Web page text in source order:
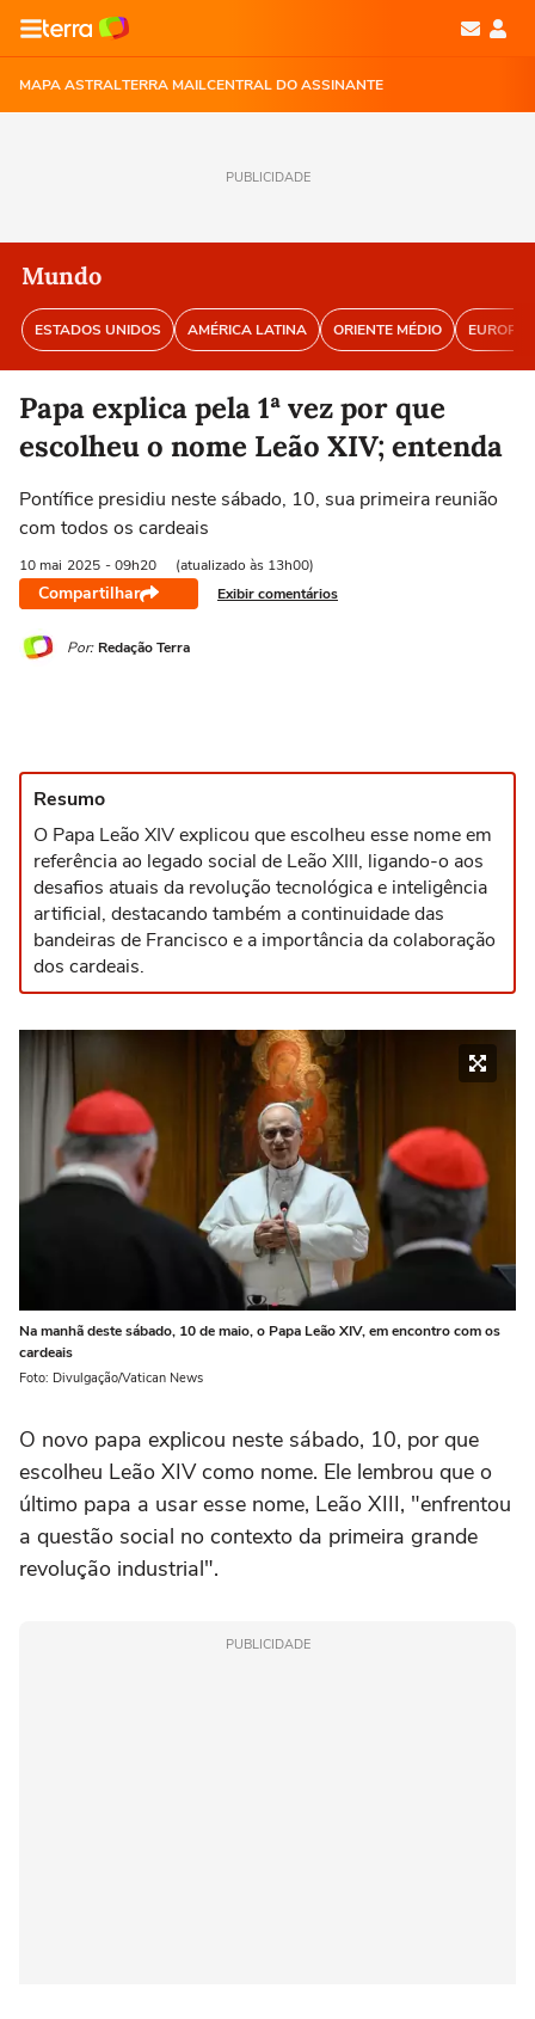
MAPA ASTRALTERRA MAILCENTRAL DO ASSINANTE
PUBLICIDADE
Mundo
ESTADOS UNIDOS AMÉRICA LATINA ORIENTE MÉDIO EUROPA
Papa explica pela 1ª vez por que
escolheu o nome Leão XIV; entenda
Pontífice presidiu neste sábado, 10, sua primeira reunião
com todos os cardeais
10 mai 2025 - 09h20 (atualizado às 13h00)
Compartilhar Exibir comentários
Por: Redação Terra
Resumo
O Papa Leão XIV explicou que escolheu esse nome em
referência ao legado social de Leão XIII, ligando-o aos
desafios atuais da revolução tecnológica e inteligência
artificial, destacando também a continuidade das
bandeiras de Francisco e a importância da colaboração
dos cardeais.
Na manhã deste sábado, 10 de maio, o Papa Leão XIV, em encontro com os
cardeais
Foto: Divulgação/Vatican News
O novo papa explicou neste sábado, 10, por que
escolheu Leão XIV como nome. Ele lembrou que o
último papa a usar esse nome, Leão XIII, "enfrentou
a questão social no contexto da primeira grande
revolução industrial".
PUBLICIDADE